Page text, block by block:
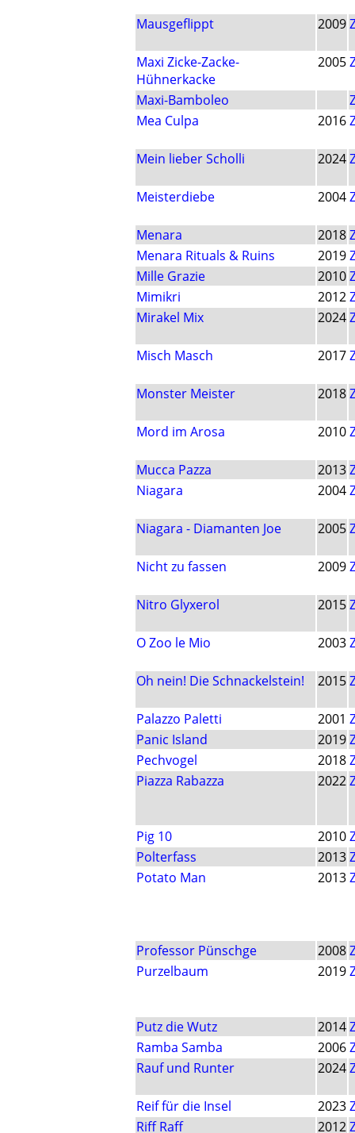
Mausgeflippt 2009
Maxi Zicke-Zacke-
Hühnerkacke
2005
Maxi-Bamboleo
Mea Culpa
2016
Mein lieber Scholli 2024
Meisterdiebe 2004
Menara 2018
Menara Rituals & Ruins
2019
Mille Grazie
2010
Mimikri
2012
Mirakel Mix
2024
Misch Masch 2017
Monster Meister 2018
Mord im Arosa 2010
Mucca Pazza 2013
Niagara
2004
Niagara - Diamanten Joe 2005
Nicht zu fassen 2009
Nitro Glyxerol 2015
O Zoo le Mio 2003
Oh nein! Die Schnackelstein! 2015
Palazzo Paletti 2001
Panic Island
2019
Pechvogel
2018
Piazza Rabazza
2022
Pig 10 2010
Polterfass
2013
Potato Man
2013
Professor Pünschge 2008
Purzelbaum
2019
Putz die Wutz 2014
Ramba Samba
2006
Rauf und Runter
2024
Reif für die Insel 2023
Riff Raff
2012